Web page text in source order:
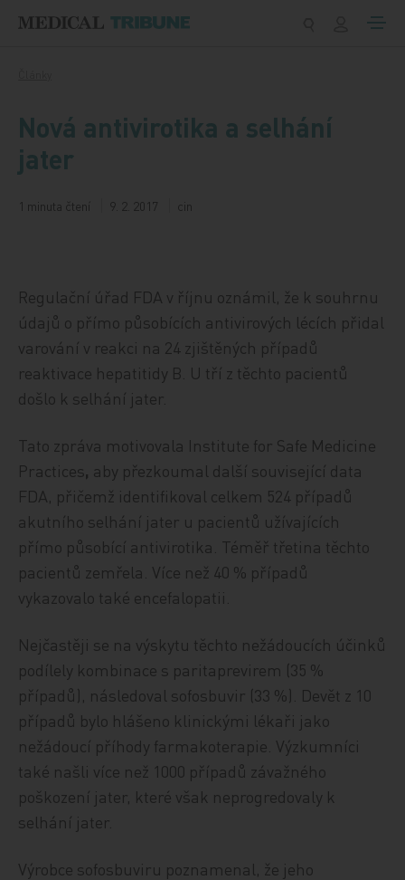
Nová antivirotika a selhání
jater
1 minuta čtení 9. 2. 2017 cin
Regulační úřad FDA v říjnu oznámil, že k souhrnu
údajů o přímo působících antivirových lécích přidal
varování v reakci na 24 zjištěných případů
reaktivace hepatitidy B. U tří z těchto pacientů
došlo k selhání jater.
Tato zpráva motivovala Institute for Safe Medicine
Practices, aby přezkoumal další související data
FDA, přičemž identifikoval celkem 524 případů
akutního selhání jater u pacientů užívajících
přímo působící antivirotika. Téměř třetina těchto
pacientů zemřela. Více než 40 % případů
vykazovalo také encefalopatii.
Nejčastěji se na výskytu těchto nežádoucích účinků
podílely kombinace s paritaprevirem (35 %
případů), následoval sofosbuvir (33 %). Devět z 10
případů bylo hlášeno klinickými lékaři jako
nežádoucí příhody farmakoterapie. Výzkumníci
také našli více než 1000 případů závažného
poškození jater, které však neprogredovaly k
selhání jater.
Výrobce sofosbuviru poznamenal, že jeho